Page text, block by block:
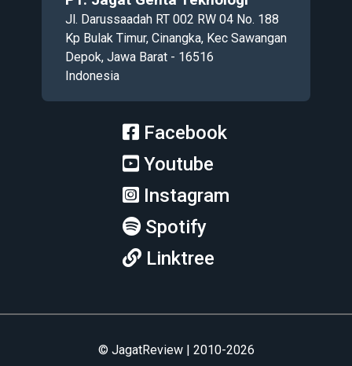
Jl. Darussaadah RT 002 RW 04 No. 188
Kp Bulak Timur, Cinangka, Kec Sawangan
Depok, Jawa Barat - 16516
Indonesia
Facebook
Youtube
Instagram
Spotify
Linktree
© JagatReview | 2010-2026